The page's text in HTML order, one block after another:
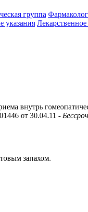
группа
указания
внутрь
от 30.04.11 -
запахом.